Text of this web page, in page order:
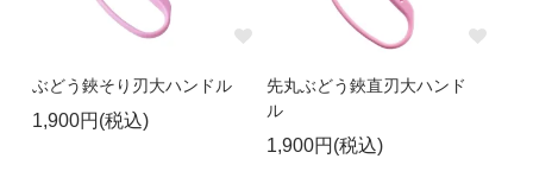
ぶどう鋏そり刃大ハンドル
1,900円(税込)
先丸ぶどう鋏直刃大ハンド
ル
1,900円(税込)